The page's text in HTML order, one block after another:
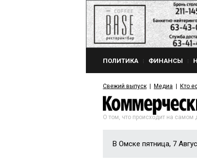
ПОЛИТИКА ФИНАНСЫ
Свежий выпуск Медиа Кто
О том, что происходит на самом
В Омске пятница, 7